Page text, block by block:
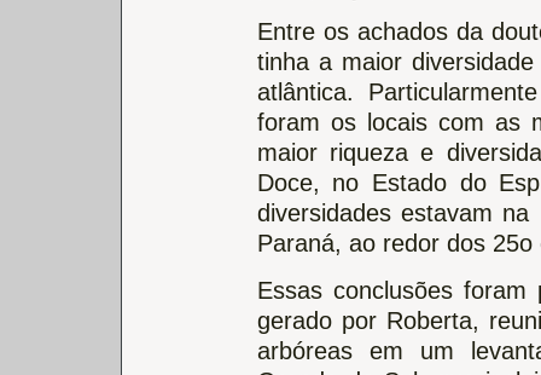
Entre os achados da
tinha a maior
atlântica.
foram os locais com as
maior riqueza e
Doce, no Estado do
diversidades estavam
Paraná, ao redor dos 25o
Essas conclusões
gerado por Roberta,
arbóreas em um